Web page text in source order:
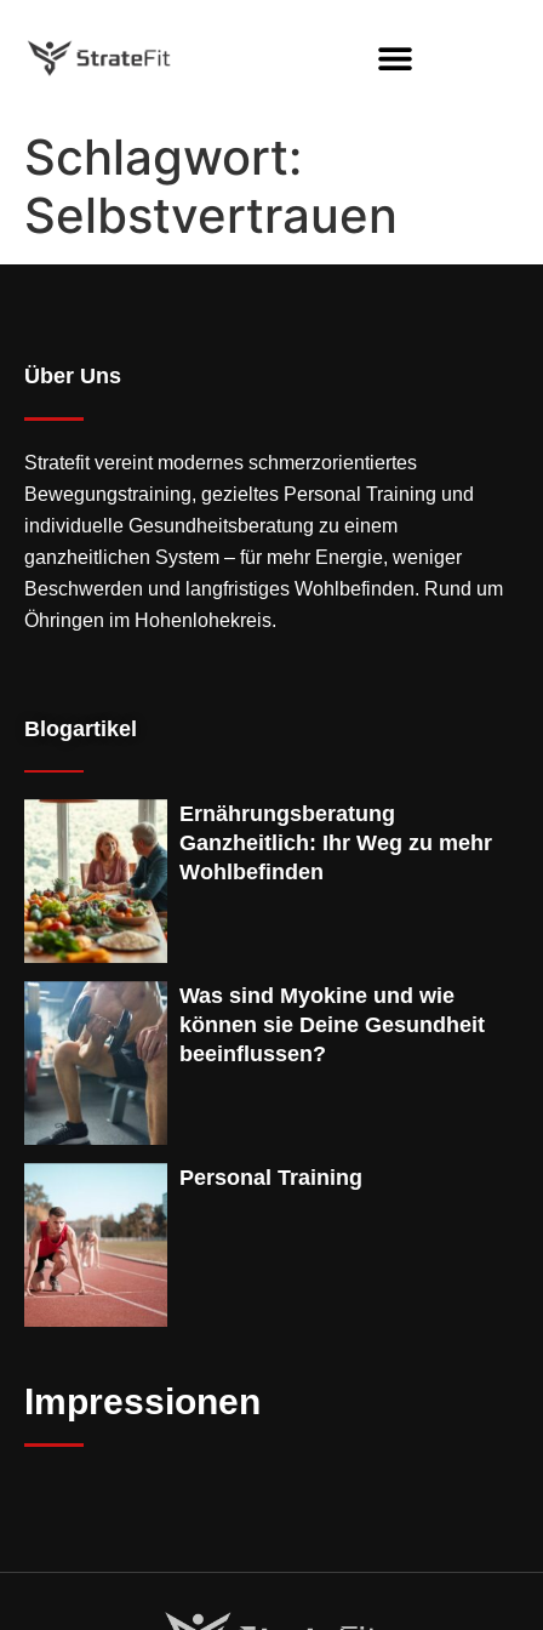
Schlagwort:
Selbstvertrauen
Über Uns
Stratefit vereint modernes schmerzorientiertes
Bewegungstraining, gezieltes Personal Training und
individuelle Gesundheitsberatung zu einem
ganzheitlichen System – für mehr Energie, weniger
Beschwerden und langfristiges Wohlbefinden. Rund um
Öhringen im Hohenlohekreis.
Blogartikel
Ernährungsberatung
Ganzheitlich: Ihr Weg zu mehr
Wohlbefinden
Was sind Myokine und wie
können sie Deine Gesundheit
beeinflussen?
Personal Training
Impressionen